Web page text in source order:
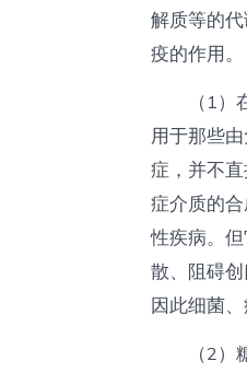
解质等的
疫的作用。
（1
用于那些
症，并不
症介质的
性疾病。
散、阻碍
因此细菌
（2